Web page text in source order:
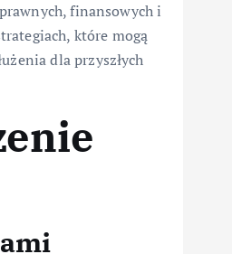
finansowych i
które mogą
dla przyszłych